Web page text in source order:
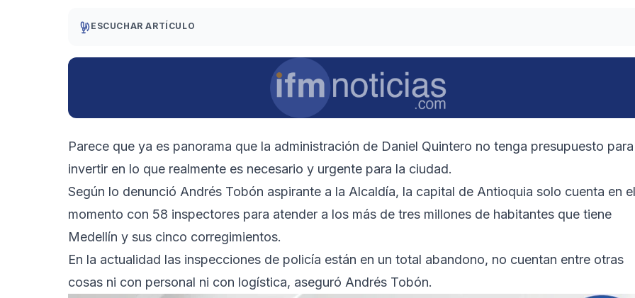
ESCUCHAR ARTÍCULO
Parece que ya es panorama que la administración de Daniel Quintero no tenga presupuesto para
invertir en lo que realmente es necesario y urgente para la ciudad.
Según lo denunció Andrés Tobón aspirante a la Alcaldía, la capital de Antioquia solo cuenta en el
momento con 58 inspectores para atender a los más de tres millones de habitantes que tiene
Medellín y sus cinco corregimientos.
En la actualidad las inspecciones de policía están en un total abandono, no cuentan entre otras
cosas ni con personal ni con logística, aseguró Andrés Tobón.